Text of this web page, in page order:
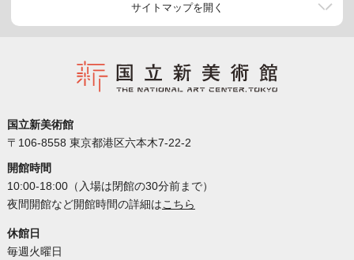
サイトマップを開く
国立新美術館
〒106-8558 東京都港区六本木7-22-2
開館時間
10:00-18:00（入場は閉館の30分前まで）
夜間開館など開館時間の詳細はこちら
休館日
毎週火曜日